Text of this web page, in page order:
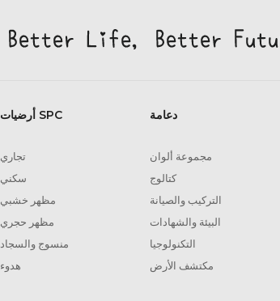
أرضيات SPC
تجاري
سكني
مظهر خشبي
مظهر حجري
منسوج والسجاد
هدوء
دعامة
مجموعة ألوان
كتالوج
التركيب والصيانة
البيئة والشهادات
التكنولوجيا
مكتشف الأرض